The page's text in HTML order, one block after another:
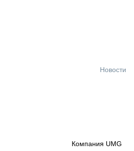
Новости
Компания UMG